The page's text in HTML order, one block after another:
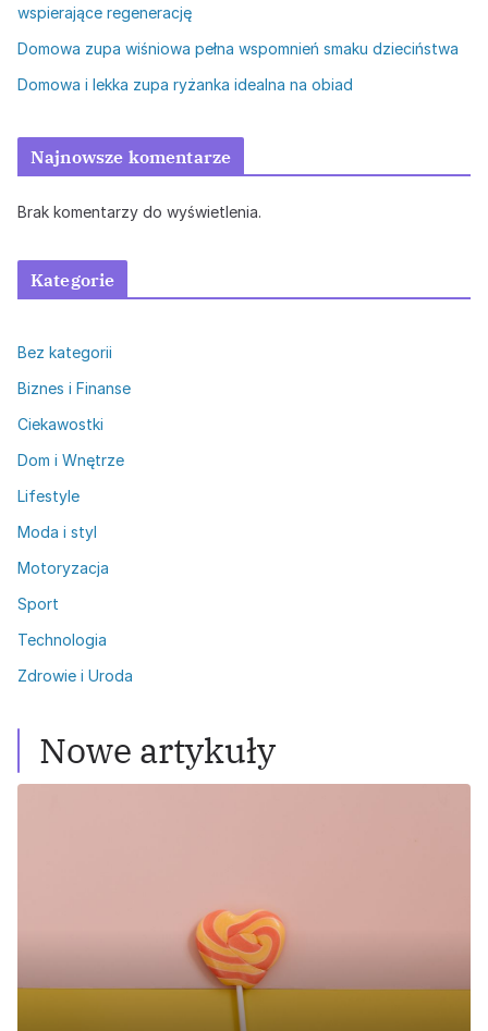
wspierające regenerację
Domowa zupa wiśniowa pełna wspomnień smaku dzieciństwa
Domowa i lekka zupa ryżanka idealna na obiad
Najnowsze komentarze
Brak komentarzy do wyświetlenia.
Kategorie
Bez kategorii
Biznes i Finanse
Ciekawostki
Dom i Wnętrze
Lifestyle
Moda i styl
Motoryzacja
Sport
Technologia
Zdrowie i Uroda
Nowe artykuły